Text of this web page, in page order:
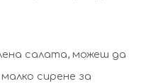
салата, можеш да
сирене за